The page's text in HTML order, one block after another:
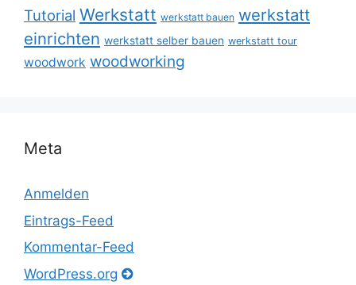
Tutorial Werkstatt werkstatt bauen werkstatt
einrichten werkstatt selber bauen werkstatt tour
woodwork woodworking
Meta
Anmelden
Eintrags-Feed
Kommentar-Feed
WordPress.org